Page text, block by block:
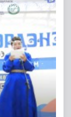
2026-07-23 09:22